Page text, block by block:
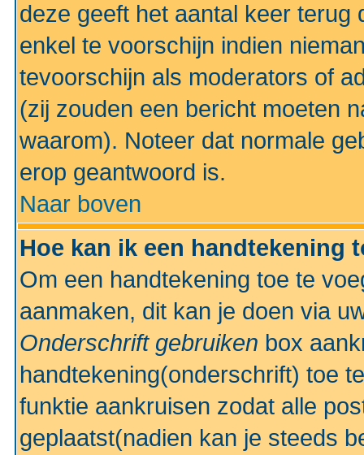
deze geeft het aantal keer terug
enkel te voorschijn indien
tevoorschijn als moderators of
(zij zouden een bericht moeten
waarom). Noteer dat normale
erop geantwoord is.
Naar boven
Hoe kan ik een handtekening
Om een handtekening toe te
aanmaken, dit kan je doen via
Onderschrift gebruiken box
handtekening(onderschrift) toe
funktie aankruisen zodat alle
geplaatst(nadien kan je steeds